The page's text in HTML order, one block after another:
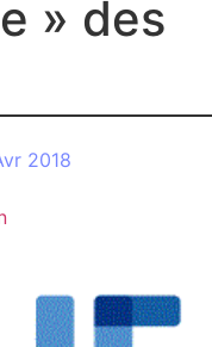
» des
2018